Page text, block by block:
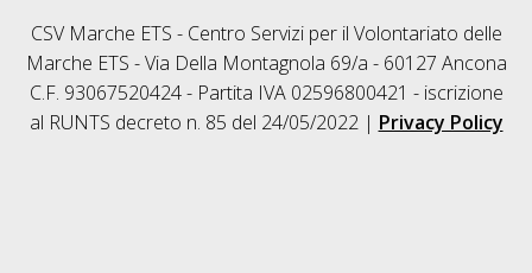
CSV Marche ETS - Centro Servizi per il Volontariato delle
Marche ETS - Via Della Montagnola 69/a - 60127 Ancona
C.F. 93067520424 - Partita IVA 02596800421 - iscrizione
al RUNTS decreto n. 85 del 24/05/2022 | Privacy Policy